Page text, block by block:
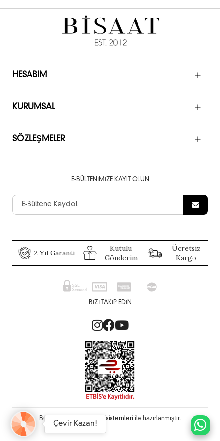
HESABIM
KURUMSAL
SÖZLEŞMELER
E-BÜLTENIMIZE KAYIT OLUN
2 Yıl Garanti
Kutulu
Gönderim
Ücretsiz
Kargo
BIZI TAKIP EDIN
Bu site Vikaon E-Ticaret sistemleri ile hazırlanmıştır.
Çevir Kazan!